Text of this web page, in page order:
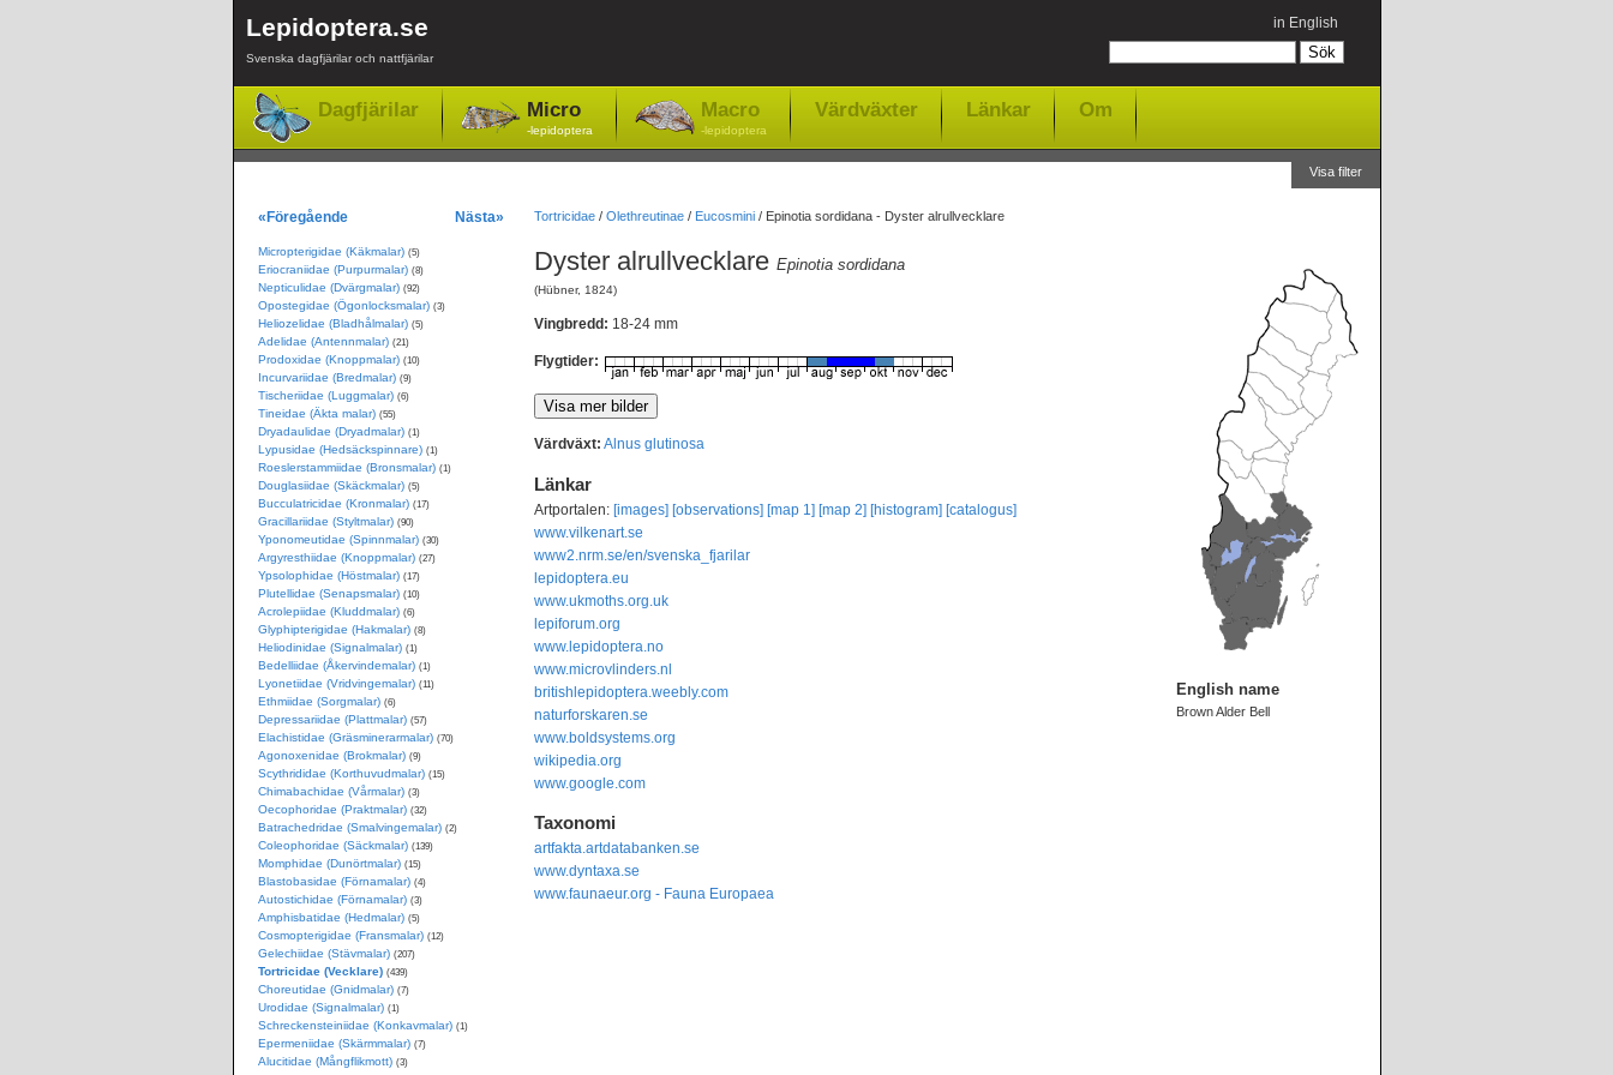
Lepidoptera.se
Svenska dagfjärilar och nattfjärilar
in English
Dagfjärilar Micro
-lepidoptera
Macro
-lepidoptera
Värdväxter Länkar Om
Visa filter
Tortricidae/ Olethreutinae/ Eucosmini/ Epinotia sordidana - Dyster alrullvecklare
Dyster alrullvecklare Epinotia sordidana
(Hübner, 1824)
Vingbredd: 18-24 mm
Flygtider:
Värdväxt: Alnus glutinosa
Länkar
Artportalen: [images] [observations] [map 1] [map 2] [histogram] [catalogus]
www.vilkenart.se
www2.nrm.se/en/svenska_fjarilar
lepidoptera.eu
www.ukmoths.org.uk
lepiforum.org
www.lepidoptera.no
www.microvlinders.nl
britishlepidoptera.weebly.com
naturforskaren.se
www.boldsystems.org
wikipedia.org
www.google.com
Taxonomi
artfakta.artdatabanken.se
www.dyntaxa.se
www.faunaeur.org - Fauna Europaea
English name
Brown Alder Bell
«Föregående Nästa»
Micropterigidae (Käkmalar) (5)
Eriocraniidae (Purpurmalar) (8)
Nepticulidae (Dvärgmalar) (92)
Opostegidae (Ögonlocksmalar) (3)
Heliozelidae (Bladhålmalar) (5)
Adelidae (Antennmalar) (21)
Prodoxidae (Knoppmalar) (10)
Incurvariidae (Bredmalar) (9)
Tischeriidae (Luggmalar) (6)
Tineidae (Äkta malar) (55)
Dryadaulidae (Dryadmalar) (1)
Lypusidae (Hedsäckspinnare) (1)
Roeslerstammiidae (Bronsmalar) (1)
Douglasiidae (Skäckmalar) (5)
Bucculatricidae (Kronmalar) (17)
Gracillariidae (Styltmalar) (90)
Yponomeutidae (Spinnmalar) (30)
Argyresthiidae (Knoppmalar) (27)
Ypsolophidae (Höstmalar) (17)
Plutellidae (Senapsmalar) (10)
Acrolepiidae (Kluddmalar) (6)
Glyphipterigidae (Hakmalar) (8)
Heliodinidae (Signalmalar) (1)
Bedelliidae (Åkervindemalar) (1)
Lyonetiidae (Vridvingemalar) (11)
Ethmiidae (Sorgmalar) (6)
Depressariidae (Plattmalar) (57)
Elachistidae (Gräsminerarmalar) (70)
Agonoxenidae (Brokmalar) (9)
Scythrididae (Korthuvudmalar) (15)
Chimabachidae (Vårmalar) (3)
Oecophoridae (Praktmalar) (32)
Batrachedridae (Smalvingemalar) (2)
Coleophoridae (Säckmalar) (139)
Momphidae (Dunörtmalar) (15)
Blastobasidae (Förnamalar) (4)
Autostichidae (Förnamalar) (3)
Amphisbatidae (Hedmalar) (5)
Cosmopterigidae (Fransmalar) (12)
Gelechiidae (Stävmalar) (207)
Tortricidae (Vecklare) (439)
Choreutidae (Gnidmalar) (7)
Urodidae (Signalmalar) (1)
Schreckensteiniidae (Konkavmalar) (1)
Epermeniidae (Skärmmalar) (7)
Alucitidae (Mångflikmott) (3)